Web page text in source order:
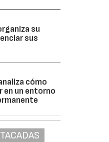
su
sus
cómo
en un entorno